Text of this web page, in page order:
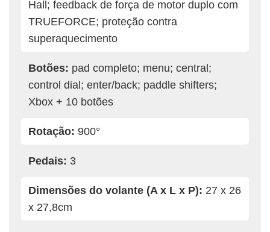
Hall; feedback de força de motor duplo com
TRUEFORCE; proteção contra
superaquecimento
Botões: pad completo; menu; central;
control dial; enter/back; paddle shifters;
Xbox + 10 botões
Rotação: 900°
Pedais: 3
Dimensões do volante (A x L x P): 27 x 26
x 27,8cm